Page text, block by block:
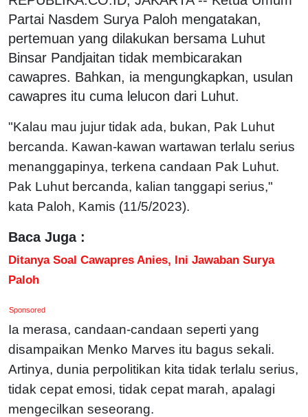
Partai Nasdem Surya Paloh mengatakan,
pertemuan yang dilakukan bersama Luhut
Binsar Pandjaitan tidak membicarakan
cawapres. Bahkan, ia mengungkapkan, usulan
cawapres itu cuma lelucon dari Luhut.
"Kalau mau jujur tidak ada, bukan, Pak Luhut
bercanda. Kawan-kawan wartawan terlalu serius
menanggapinya, terkena candaan Pak Luhut.
Pak Luhut bercanda, kalian tanggapi serius,"
kata Paloh, Kamis (11/5/2023).
Baca Juga :
Ditanya Soal Cawapres Anies, Ini Jawaban Surya
Paloh
Sponsored
Ia merasa, candaan-candaan seperti yang
disampaikan Menko Marves itu bagus sekali.
Artinya, dunia perpolitikan kita tidak terlalu serius,
tidak cepat emosi, tidak cepat marah, apalagi
mengecilkan seseorang.